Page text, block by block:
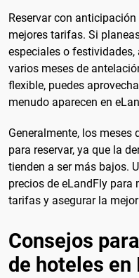
Reservar con
mejores tarifas. Si
especiales o festividades,
varios meses de
flexible, puedes
menudo aparecen en
Generalmente, los
para reservar, ya que la
tienden a ser más bajos.
precios de eLandFly
tarifas y asegurar la
Consejos
de hoteles en